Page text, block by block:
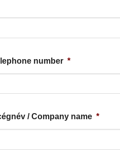
number *
/ Company name *